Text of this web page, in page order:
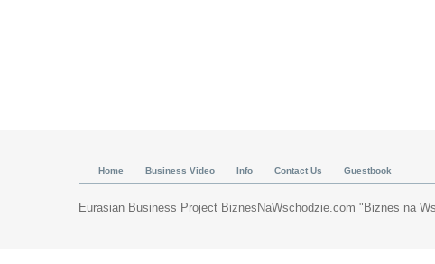
Home Business Video Info Contact Us Guestbook
Eurasian Business Project BiznesNaWschodzie.com "Biznes na